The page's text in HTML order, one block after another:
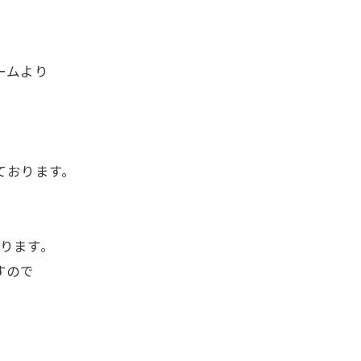
ムより
ります。
ます。
ので